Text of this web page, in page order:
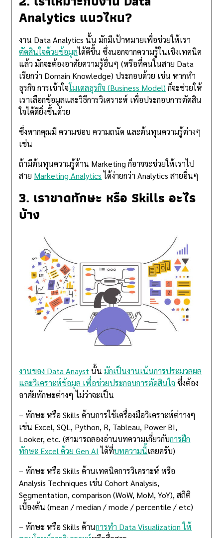
Analytics แนวไหน?
งาน Data Analytics นั้น มักมีเป้าหมายเพื่อช่วยให้เรา
ตัดสินใจด้วยข้อมูลได้ดีขึ้น ซึ่งนอกจากความรู้ในเชิงเทคนิค
แล้ว มักจะต้องอาศัยความรู้อื่นๆ (หรือที่คนในสาย Data
เรียกว่า Domain Knowledge) ประกอบด้วย เช่น หากทำ
ธุรกิจ การเข้าใจโมเดลธุรกิจ (Business Model) ก็จะช่วยให้
เราเลือกข้อมูลและวิธีการวิเคราะห์ เพื่อประกอบการตัดสิน
ใจได้ดียิ่งขึ้นด้วย
ซึ่งหากคุณมี ความชอบ ความถนัด และต้นทุนความรู้ต่างๆ
เช่น
ถ้ามีต้นทุนความรู้ด้าน Marketing ก็อาจจะช่วยให้เราไป
สาย Marketing Analyticsได้ง่ายกว่า Analytics สายอื่นๆ
3. เราขาดทักษะ หรือ Skills อะไร
บ้าง
งานของ Data Anaystนั้นมักเป็นงานเน้นการประมวลผล
และวิเคราะห์ข้อมูล เพื่อช่วยประกอบการตัดสินใจ ซึ่งต้อง
อาศัยทักษะต่างๆ ไม่ว่าจะเป็น
– ทักษะ หรือ Skills ด้านการใช้เครื่องมือวิเคราะห์ต่าางๆ
เช่น Excel, SQL, Python, R, Tableau, Power BI,
Looker, etc. (สามารถลองอ่านบทความเกี่ยวกับการฝึก
ทักษะ Excel ด้วย Gen AIได้ที่บทความนี้เลยครับ)
– ทักษะ หรือ Skills ด้านเทคนิคการวิเคราะห์ หรือ
Analysis Techniques เช่น Cohort Analysis,
Segmentation, comparison (WoW, MoM, YoY), สถิติ
เบื้องต้น (mean / median / mode / percentile / etc)
– ทักษะ หรือ Skills ด้านการทำ Data Visualization ให้